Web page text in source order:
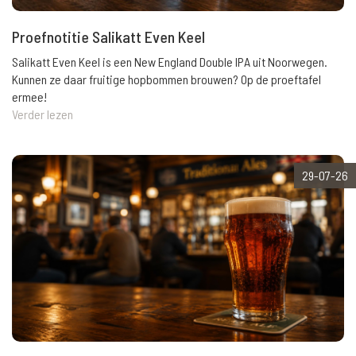
Proefnotitie Salikatt Even Keel
Salikatt Even Keel is een New England Double IPA uit Noorwegen.
Kunnen ze daar fruitige hopbommen brouwen? Op de proeftafel
ermee!
Verder lezen
29-07-26